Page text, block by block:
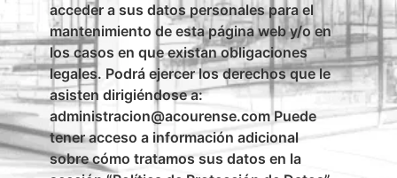
acceder a sus datos personales para el
mantenimiento de esta página web y/o en
los casos en que existan obligaciones
legales. Podrá ejercer los derechos que le
asisten dirigiéndose a:
administracion@acourense.com Puede
tener acceso a información adicional
sobre cómo tratamos sus datos en la